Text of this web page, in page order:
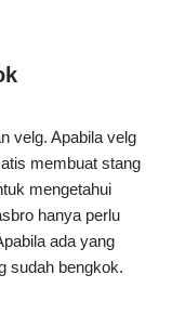
velg. Apabila velg
membuat stang
mengetahui
hanya perlu
ada yang
sudah bengkok.